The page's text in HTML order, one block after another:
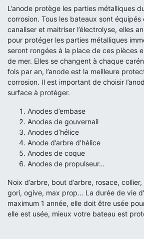
L’anode protège les parties métalliques
corrosion. Tous les bateaux sont équipés
canaliser et maitriser l’électrolyse, elles
pour protéger les parties métalliques
seront rongées à la place de ces pièces
de mer. Elles se changent à chaque
fois par an, l’anode est la meilleure
corrosion. Il est important de choisir
surface à protéger.
Anodes d’embase
Anodes de gouvernail
Anodes d’hélice
Anode d’arbre d’hélice
Anodes de coque
Anodes de propulseur…
Noix d’arbre, bout d’arbre, rosace,
gori, ogive, max prop… La durée de vie
maximum 1 année, elle doit être usée
elle est usée, mieux votre bateau est